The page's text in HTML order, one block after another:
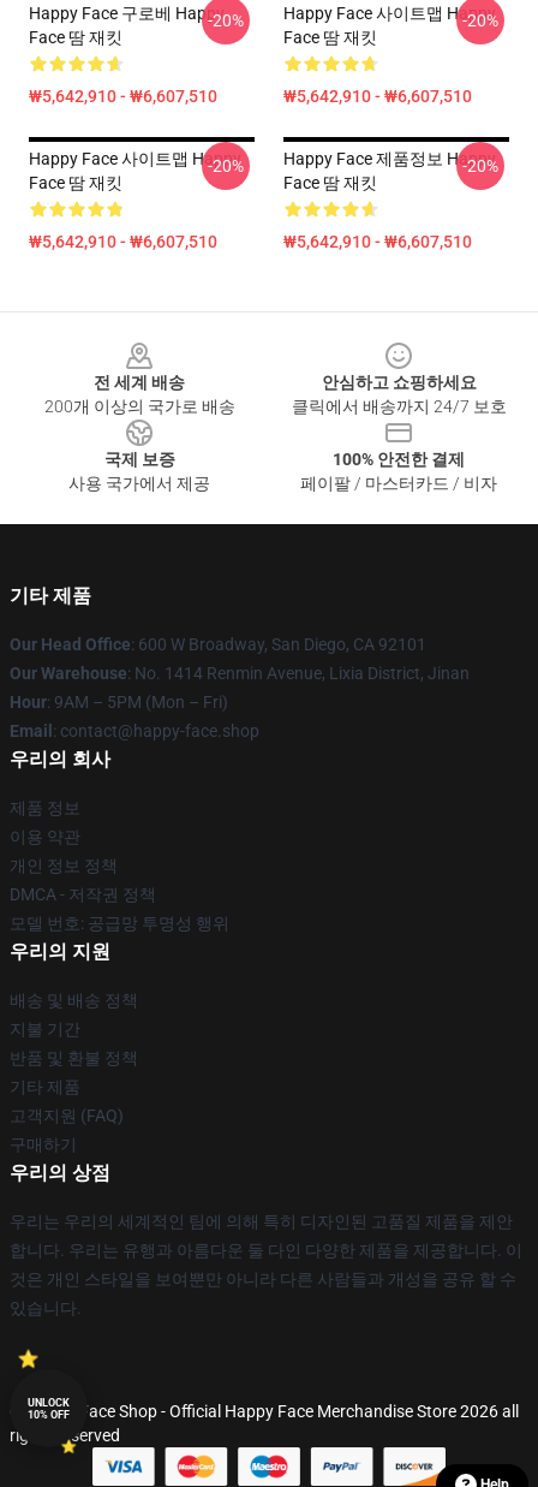
Happy Face 구로베 Happy
Face 땀 재킷
₩5,642,910 - ₩6,607,510
-20%
Happy Face 사이트맵 Happy
Face 땀 재킷
₩5,642,910 - ₩6,607,510
-20%
Happy Face 사이트맵 Happy
Face 땀 재킷
₩5,642,910 - ₩6,607,510
-20%
Happy Face 제품정보 Happy
Face 땀 재킷
₩5,642,910 - ₩6,607,510
-20%
전 세계 배송
200개 이상의 국가로 배송
안심하고 쇼핑하세요
클릭에서 배송까지 24/7 보호
국제 보증
사용 국가에서 제공
100% 안전한 결제
페이팔 / 마스터카드 / 비자
기타 제품
Our Head Office: 600 W Broadway, San Diego, CA 92101
Our Warehouse: No. 1414 Renmin Avenue, Lixia District, Jinan
Hour: 9AM – 5PM (Mon – Fri)
Email : contact@happy-face.shop
우리의 회사
제품 정보
이용 약관
개인 정보 정책
DMCA - 저작권 정책
모델 번호: 공급망 투명성 행위
우리의 지원
배송 및 배송 정책
지불 기간
반품 및 환불 정책
기타 제품
고객지원 (FAQ)
구매하기
우리의 상점
우리는 우리의 세계적인 팀에 의해 특히 디자인된 고품질 제품을 제안
합니다. 우리는 유행과 아름다운 둘 다인 다양한 제품을 제공합니다. 이
것은 개인 스타일을 보여뿐만 아니라 다른 사람들과 개성을 공유 할 수
있습니다.
© Happy Face Shop - Official Happy Face Merchandise Store 2026 all
rights reserved
UNLOCK
10% OFF